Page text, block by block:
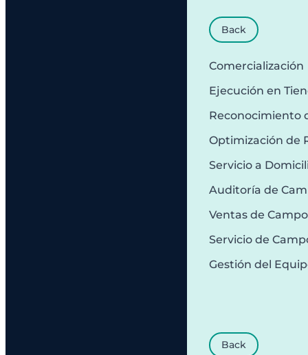
Back
Comercialización
Ejecución en
Reconocimiento
Optimización de
Servicio a
Auditoría de
Ventas de Campo
Servicio de
Gestión del
Back